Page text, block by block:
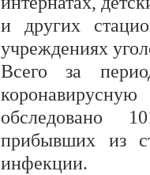
и других
учреждениях
Всего за
обследовано
прибывших из
инфекции.